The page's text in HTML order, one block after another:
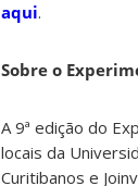
aqui.
Sobre o
A 9ª edição do
locais da
Curitibanos e